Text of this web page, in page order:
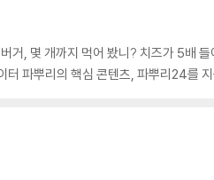
, 몇 개까지 먹어 봤니? 치즈가 5배
파뿌리의 핵심 콘텐츠, 파뿌리24를